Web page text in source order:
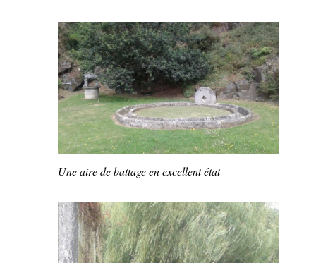
Une aire de battage en excellent état